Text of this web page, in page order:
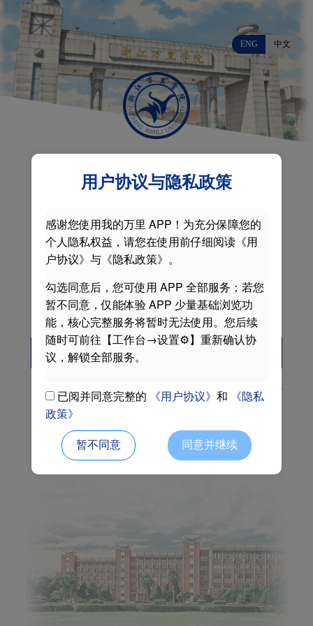
ENG 中文
阅读并同意《用户协议》和《隐私政策》
Activate Forget password 自助服务中心
用户协议与隐私政策
感谢您使用我的万里 APP！为充分保障您的
个人隐私权益，请您在使用前仔细阅读《用
户协议》与《隐私政策》。
勾选同意后，您可使用 APP 全部服务；若您
暂不同意，仅能体验 APP 少量基础浏览功
能，核心完整服务将暂时无法使用。您后续
随时可前往【工作台→设置⚙】重新确认协
议，解锁全部服务。
已阅并同意完整的 《用户协议》 和
《隐私
政策》
暂不同意 同意并继续